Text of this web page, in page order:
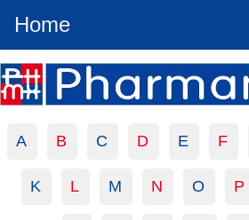
Home
A B C D E F
K L M N O P